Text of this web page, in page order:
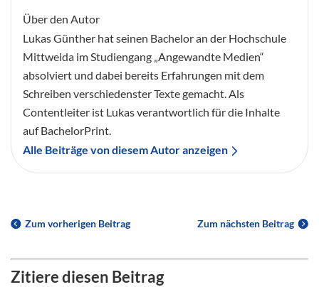
Über den Autor
Lukas Günther hat seinen Bachelor an der Hochschule
Mittweida im Studiengang „Angewandte Medien“
absolviert und dabei bereits Erfahrungen mit dem
Schreiben verschiedenster Texte gemacht. Als
Contentleiter ist Lukas verantwortlich für die Inhalte
auf BachelorPrint.
Alle Beiträge von diesem Autor anzeigen
Zum vorherigen Beitrag Zum nächsten Beitrag
Zitiere diesen Beitrag